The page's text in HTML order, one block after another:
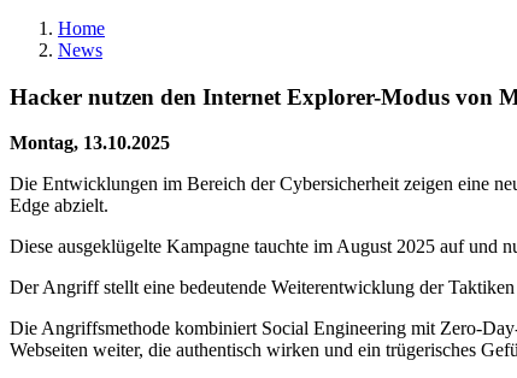
Home
News
Hacker nutzen den Internet Explorer-Modus von
Montag, 13.10.2025
Die Entwicklungen im Bereich der Cybersicherheit zeigen eine
Edge abzielt.
Diese ausgeklügelte Kampagne tauchte im August 2025 auf und
Der Angriff stellt eine bedeutende Weiterentwicklung der
Die Angriffsmethode kombiniert Social Engineering mit Zero-
Webseiten weiter, die authentisch wirken und ein trügerisches